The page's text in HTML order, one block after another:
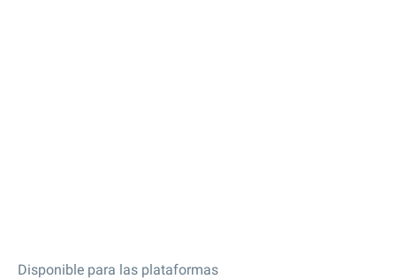
Disponible para las plataformas